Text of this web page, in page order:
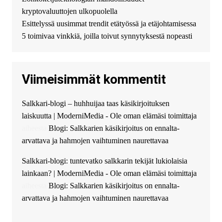
можете получить
финансирование в долг без
избыточных вопросов и
документов? Тогда обратитесь
guest_4889 :Cmon Suomi 👏
The Admin: High five! You’ve
successfully installed Simple
Ajax Chat.
kryptovaluuttojen ulkopuolella
Esittelyssä uusimmat trendit etätyössä ja etäjohtamisessa
5 toimivaa vinkkiä, joilla toivut synnytyksestä nopeasti
Viimeisimmät kommentit
Salkkari-blogi – huhhuijaa taas käsikirjoituksen
laiskuutta | ModerniMedia - Ole oman elämäsi toimittaja
Blogi: Salkkarien käsikirjoitus on ennalta-
arvattava ja hahmojen vaihtuminen naurettavaa
Salkkari-blogi: tuntevatko salkkarin tekijät lukiolaisia
lainkaan? | ModerniMedia - Ole oman elämäsi toimittaja
Blogi: Salkkarien käsikirjoitus on ennalta-
arvattava ja hahmojen vaihtuminen naurettavaa